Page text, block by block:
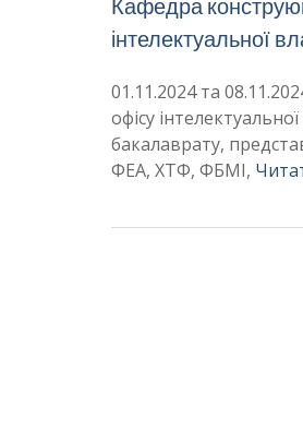
Кафедра
інтелектуальної
01.11.2024 та
офісу
бакалаврату,
ФЕА, ХТФ, ФБМІ,